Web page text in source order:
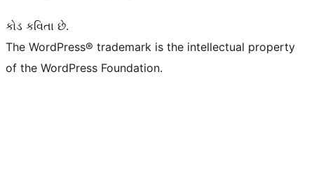
કોડ કવિતા છે.
The WordPress® trademark is the intellectual property
of the WordPress Foundation.